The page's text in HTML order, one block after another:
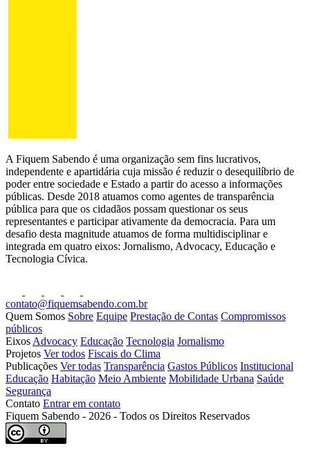
A Fiquem Sabendo é uma organização sem fins lucrativos,
independente e apartidária cuja missão é reduzir o desequilíbrio de
poder entre sociedade e Estado a partir do acesso a informações
públicas. Desde 2018 atuamos como agentes de transparência
pública para que os cidadãos possam questionar os seus
representantes e participar ativamente da democracia. Para um
desafio desta magnitude atuamos de forma multidisciplinar e
integrada em quatro eixos: Jornalismo, Advocacy, Educação e
Tecnologia Cívica.
contato@fiquemsabendo.com.br
Quem Somos Sobre Equipe Prestação de Contas Compromissos
públicos
Eixos Advocacy Educação Tecnologia Jornalismo
Projetos Ver todos Fiscais do Clima
Publicações Ver todas Transparência Gastos Públicos Institucional
Educação Habitação Meio Ambiente Mobilidade Urbana Saúde
Segurança
Contato Entrar em contato
Fiquem Sabendo - 2026 - Todos os Direitos Reservados